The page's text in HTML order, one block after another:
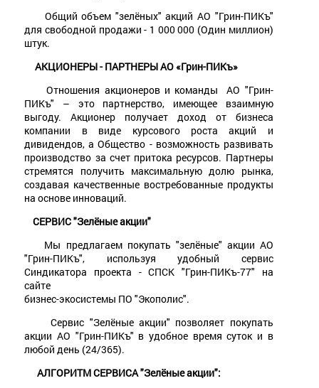
Общий объем "зелёных" акций АО "Грин-ПИКъ"
для свободной продажи - 1 000 000 (Один миллион)
штук.
АКЦИОНЕРЫ - ПАРТНЕРЫ АО «Грин-ПИКъ»
Отношения акционеров и команды АО "Грин-
ПИКъ" – это партнерство, имеющее взаимную
выгоду. Акционер получает доход от бизнеса
компании в виде курсового роста акций и
дивидендов, а Общество - возможность развивать
производство за счет притока ресурсов. Партнеры
стремятся получить максимальную долю рынка,
создавая качественные востребованные продукты
на основе инноваций.
СЕРВИС "Зелёные акции"
Мы предлагаем покупать "зелёные" акции АО
"Грин-ПИКъ", используя удобный сервис
Синдикатора проекта - СПСК "Грин-ПИКъ-77" на
сайте
бизнес-экосистемы ПО "Экополис".
Сервис "Зелёные акции" позволяет покупать
акции АО "Грин-ПИКъ" в удобное время суток и в
любой день (24/365).
АЛГОРИТМ СЕРВИСА "Зелёные акции":